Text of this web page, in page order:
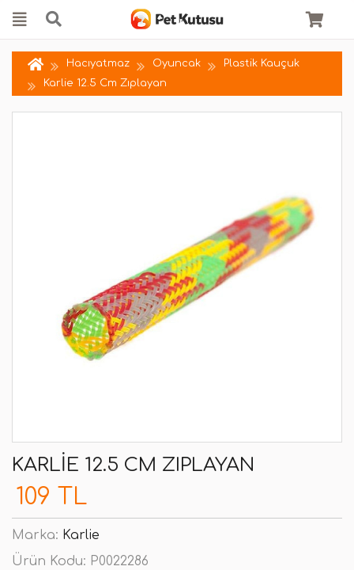
Hacıyatmaz Oyuncak
Plastik Kauçuk
Karlie 12.5 Cm Zıplayan
KARLIE 12.5 CM ZIPLAYAN
109 TL
Marka: Karlie
Ürün Kodu: P0022286